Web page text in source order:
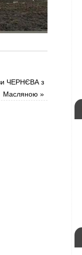
ЧЕРНЄВА з
Масляною»